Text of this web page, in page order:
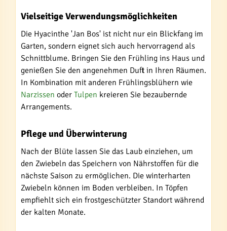
Vielseitige Verwendungsmöglichkeiten
Die Hyacinthe 'Jan Bos' ist nicht nur ein Blickfang im
Garten, sondern eignet sich auch hervorragend als
Schnittblume. Bringen Sie den Frühling ins Haus und
genießen Sie den angenehmen Duft in Ihren Räumen.
In Kombination mit anderen Frühlingsblühern wie
Narzissen oder Tulpen kreieren Sie bezaubernde
Arrangements.
Pflege und Überwinterung
Nach der Blüte lassen Sie das Laub einziehen, um
den Zwiebeln das Speichern von Nährstoffen für die
nächste Saison zu ermöglichen. Die winterharten
Zwiebeln können im Boden verbleiben. In Töpfen
empfiehlt sich ein frostgeschützter Standort während
der kalten Monate.